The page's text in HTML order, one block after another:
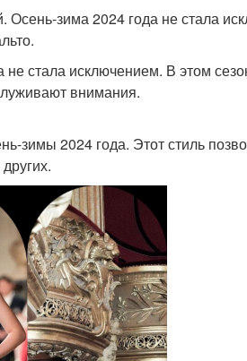
зима 2024 года не стала
стала исключением. В этом
внимания.
зимы 2024 года. Этот стиль